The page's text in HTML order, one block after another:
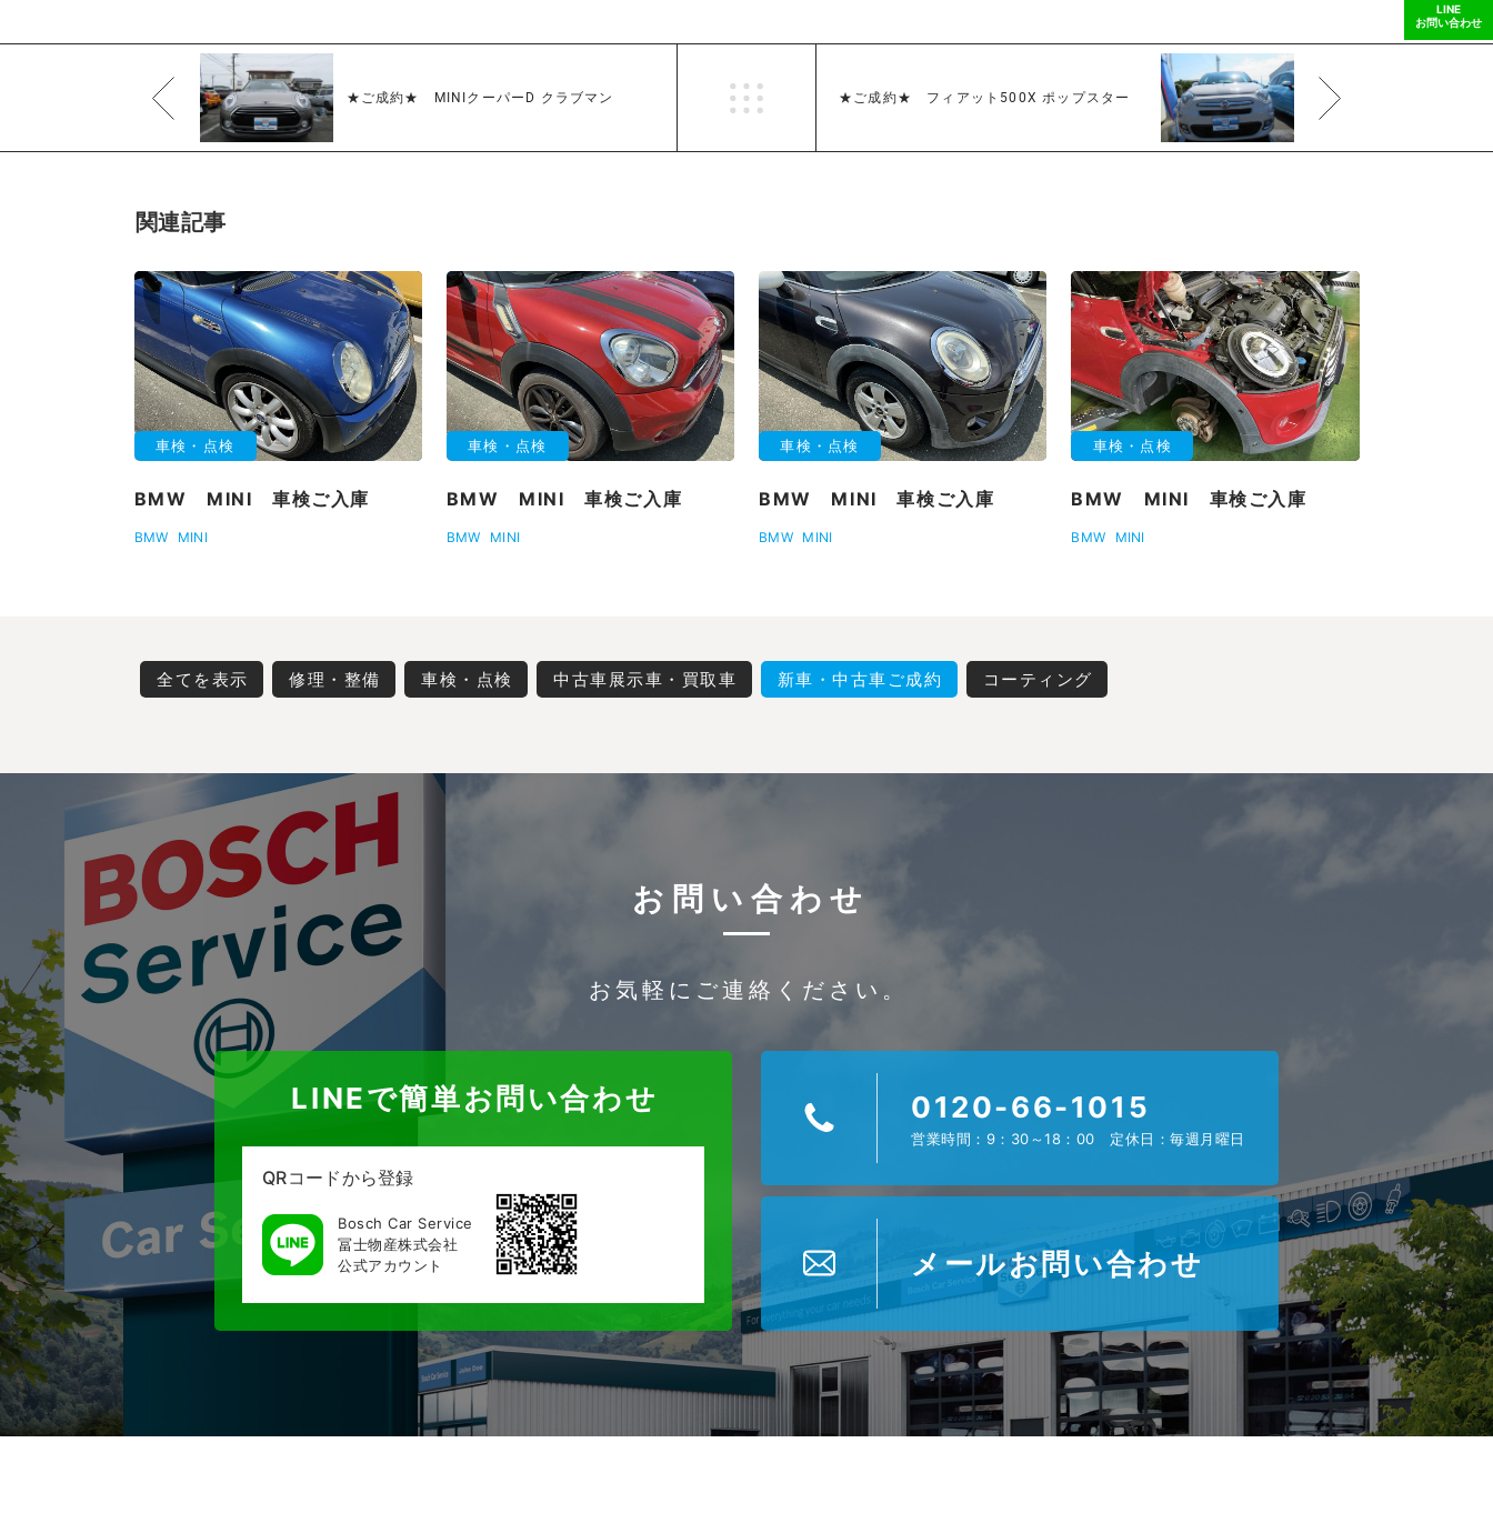
LINE
お問い合わせ
★ご成約★ MINIクーパーD クラブマン ★ご成約★ フィアット500X ポップスター
関連記事
車検・点検
BMW MINI 車検ご入庫
BMW MINI
車検・点検
BMW MINI 車検ご入庫
BMW MINI
車検・点検
BMW MINI 車検ご入庫
BMW MINI
車検・点検
BMW MINI 車検ご入庫
BMW MINI
全てを表示 修理・整備 車検・点検 中古車展示車・買取車 新車・中古車ご成約 コーティング
お問い合わせ
お気軽にご連絡ください。
LINEで簡単お問い合わせ
QRコードから登録
Bosch Car Service
冨士物産株式会社
公式アカウント
0120-66-1015
営業時間：9：30～18：00 定休日：毎週月曜日
メールお問い合わせ